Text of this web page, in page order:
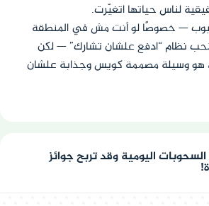
لناس حياتها اتغيّرت.
— خصوصًا لو أنت مش في المنطقة
نظام “ادفع علشان تشارك” — لكن
هو وسيلة مصممة كويس وجذابة علشان
اليومية وقد تربح جوائز